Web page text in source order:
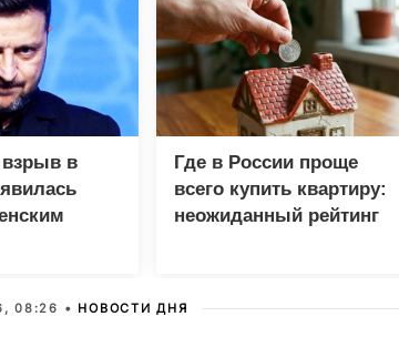
взрыв в
Где в России проще
всего купить квартиру:
неожиданный рейтинг
08:26 • НОВОСТИ ДНЯ